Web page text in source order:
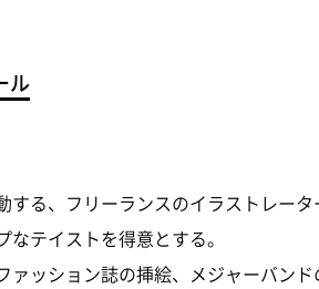
ル
する、フリーランスのイラストレータ
なテイストを得意とする。
ァッション誌の挿絵、メジャーバン